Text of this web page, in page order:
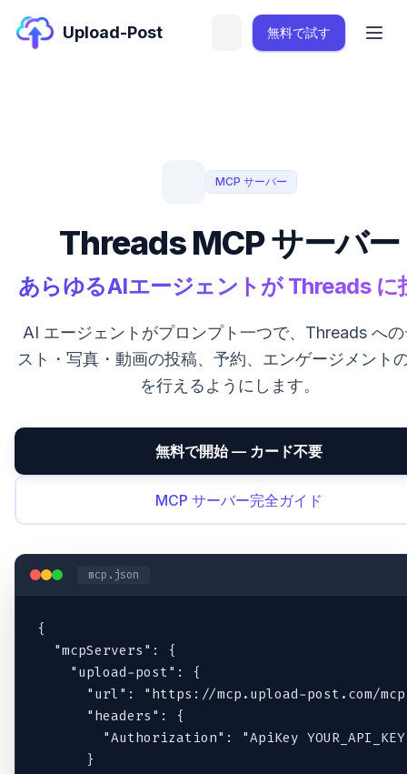
Upload-Post 無料で試す
MCP サーバー
Threads MCP サーバー
あらゆるAIエージェントが Threads に
AI エージェントがプロンプト一つで、Threads へ
スト・写真・動画の投稿、予約、エンゲージメント
を行えるようにします。
無料で開始 — カード不要
MCP サーバー完全ガイド
mcp.json
{
  "mcpServers": {
    "upload-post": {
"url": "https://mcp.upload-post.com/
      "headers": {
"Authorization": "ApiKey
      }